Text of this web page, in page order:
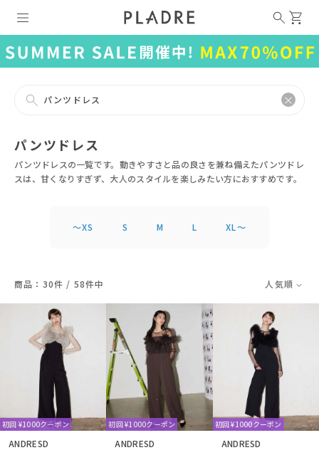
パンツドレス
パンツドレス
パンツドレスの一覧です。動きやすさと品の良さを兼ね備えたパンツドレ
スは、甘くなりすぎず、大人のスタイルを楽しみたい方におすすめです。
〜XS S M L XL〜
商品：30件 / 58件中 人気順
初回 ¥1000クーポン
ANDRESD
初回 ¥1000クーポン
ANDRESD
初回 ¥1000クーポン
ANDRESD